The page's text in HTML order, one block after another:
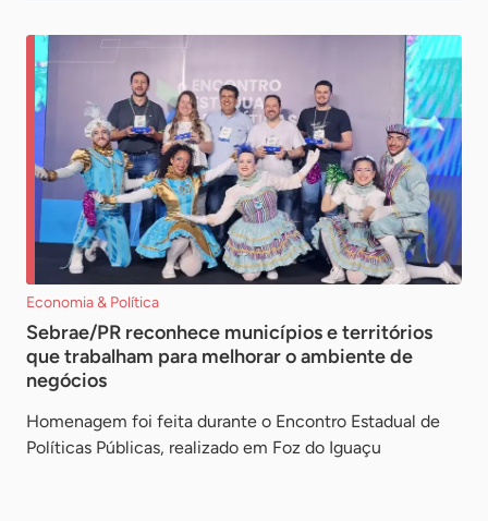
Economia & Política
Sebrae/PR reconhece municípios e territórios
que trabalham para melhorar o ambiente de
negócios
Homenagem foi feita durante o Encontro Estadual de
Políticas Públicas, realizado em Foz do Iguaçu